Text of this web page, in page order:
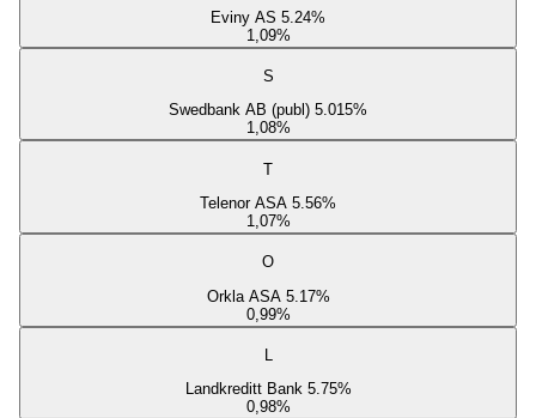
Eviny AS 5.24%
1,09%
S
Swedbank AB (publ) 5.015%
1,08%
T
Telenor ASA 5.56%
1,07%
O
Orkla ASA 5.17%
0,99%
Landkreditt Bank 5.75%
0,98%